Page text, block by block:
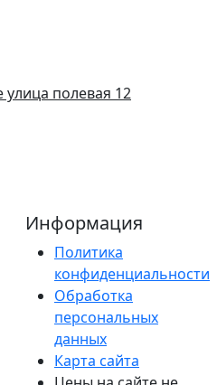
улица полевая 12
Информация
Политика
конфиденциальности
Обработка
персональных
данных
Карта сайта